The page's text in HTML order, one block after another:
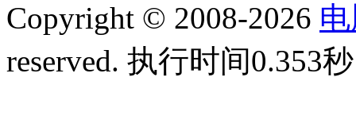
Copyright © 2008-2026
reserved. 执行时间0.353秒